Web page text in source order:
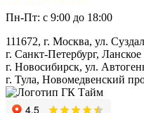
Пн-Пт: с 9:00 до 18:00
111672, г. Москва, ул.
г. Санкт-Петербург,
г. Новосибирск, ул.
г. Тула, Новомедвенский